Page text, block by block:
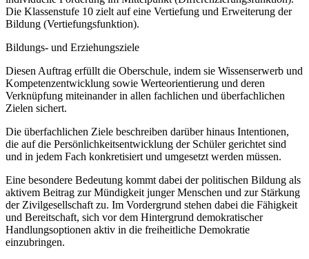
Die Klassenstufe 10 zielt auf eine Vertiefung und Erweiterung der
Bildung (Vertiefungsfunktion).
Bildungs- und Erziehungsziele
Diesen Auftrag erfüllt die Oberschule, indem sie Wissenserwerb und
Kompetenzentwicklung sowie Werteorientierung und deren
Verknüpfung miteinander in allen fachlichen und überfachlichen
Zielen sichert.
Die überfachlichen Ziele beschreiben darüber hinaus Intentionen,
die auf die Persönlichkeitsentwicklung der Schüler gerichtet sind
und in jedem Fach konkretisiert und umgesetzt werden müssen.
Eine besondere Bedeutung kommt dabei der politischen Bildung als
aktivem Beitrag zur Mündigkeit junger Menschen und zur Stärkung
der Zivilgesellschaft zu. Im Vordergrund stehen dabei die Fähigkeit
und Bereitschaft, sich vor dem Hintergrund demokratischer
Handlungsoptionen aktiv in die freiheitliche Demokratie
einzubringen.